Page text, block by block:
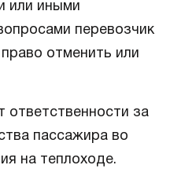
или иными
перевозчик
отменить или
ответственности за
пассажира во
на теплоходе.